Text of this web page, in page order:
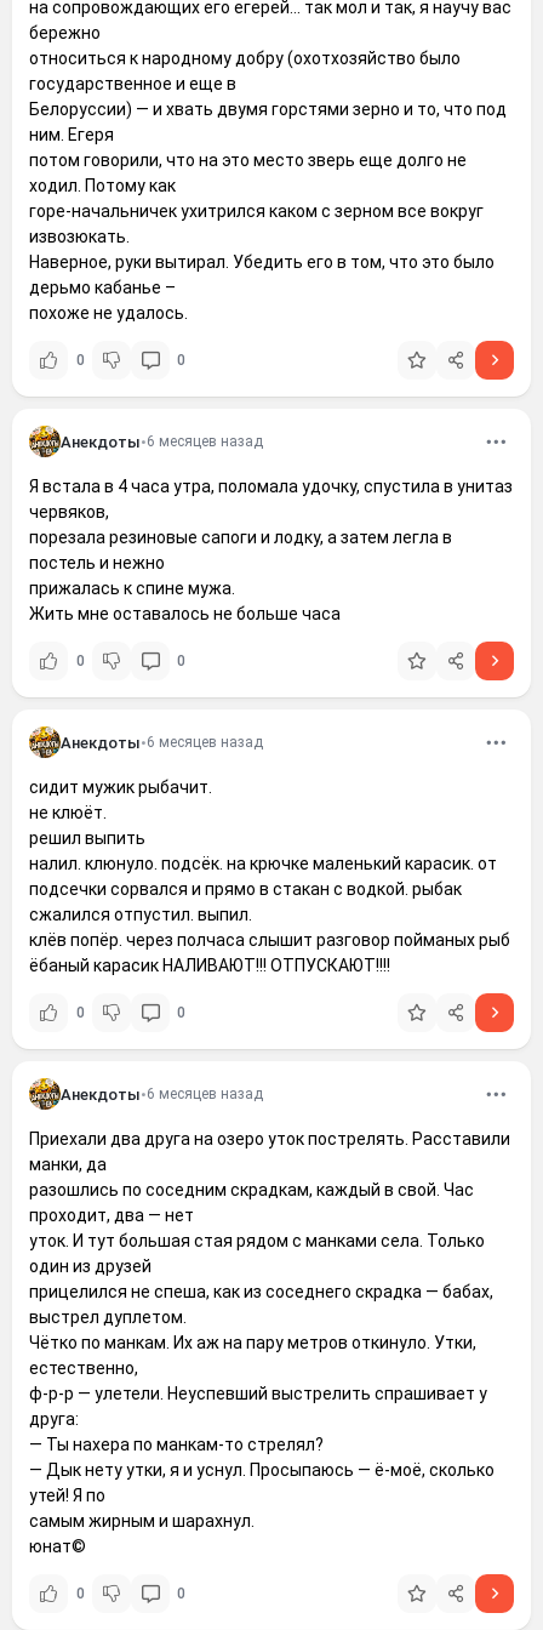
на сопровождающих его егерей... так мол и так, я научу вас
бережно
относиться к народному добру (охотхозяйство было
государственное и еще в
Белоруссии) — и хвать двумя горстями зерно и то, что под
ним. Егеря
потом говорили, что на это место зверь еще долго не
ходил. Потому как
горе-начальничек ухитрился каком с зерном все вокруг
извозюкать.
Наверное, руки вытирал. Убедить его в том, что это было
дерьмо кабанье –
похоже не удалось.
0 0
Анекдоты•6 месяцев назад
Я встала в 4 часа утра, поломала удочку, спустила в унитаз
червяков,
порезала резиновые сапоги и лодку, а затем легла в
постель и нежно
прижалась к спине мужа.
Жить мне оставалось не больше часа
0 0
Анекдоты•6 месяцев назад
сидит мужик рыбачит.
не клюёт.
решил выпить
налил. клюнуло. подсёк. на крючке маленький карасик. от
подсечки сорвался и прямо в стакан с водкой. рыбак
сжалился отпустил. выпил.
клёв попёр. через полчаса слышит разговор пойманых рыб
ёбаный карасик НАЛИВАЮТ!!! ОТПУСКАЮТ!!!!
0 0
Анекдоты•6 месяцев назад
Приехали два друга на озеро уток пострелять. Расставили
манки, да
разошлись по соседним скрадкам, каждый в свой. Час
проходит, два — нет
уток. И тут большая стая рядом с манками села. Только
один из друзей
прицелился не спеша, как из соседнего скрадка — бабах,
выстрел дуплетом.
Чётко по манкам. Их аж на пару метров откинуло. Утки,
естественно,
ф-р-р — улетели. Неуспевший выстрелить спрашивает у
друга:
— Ты нахера по манкам-то стрелял?
— Дык нету утки, я и уснул. Просыпаюсь — ё-моё, сколько
утей! Я по
самым жирным и шарахнул.
юнат©
0 0